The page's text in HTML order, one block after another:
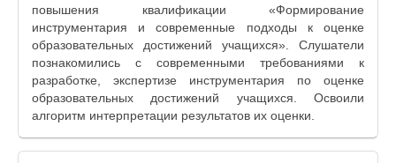
повышения квалификации «Формирование
инструментария и современные подходы к оценке
образовательных достижений учащихся». Слушатели
познакомились с современными требованиями к
разработке, экспертизе инструментария по оценке
образовательных достижений учащихся. Освоили
алгоритм интерпретации результатов их оценки.